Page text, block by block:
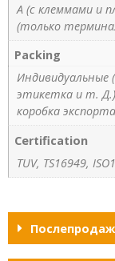
A (с клеммами и
(только
Packing
Индивидуальные
этикетка и т.
коробка экспорта
Certification
TUV, TS16949,